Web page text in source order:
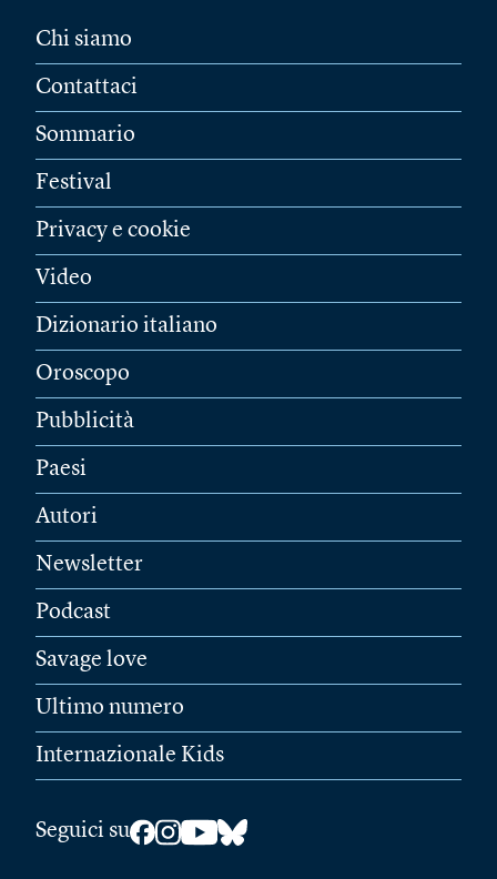
Chi siamo
Contattaci
Sommario
Festival
Privacy e cookie
Video
Dizionario italiano
Oroscopo
Pubblicità
Paesi
Autori
Newsletter
Podcast
Savage love
Ultimo numero
Internazionale Kids
Seguici su